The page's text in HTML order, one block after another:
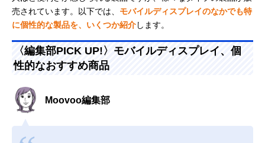
売されています。以下では、 モバイルディスプレイのなかでも特
に個性的な製品を、いくつか紹介します。
〈編集部PICK UP!〉モバイルディスプレイ、個
性的なおすすめ商品
Moovoo編集部